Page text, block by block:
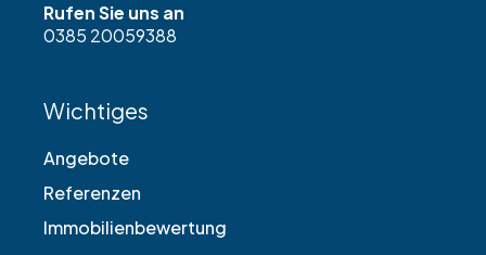
Rufen Sie uns an
0385 20059388
Wichtiges
Angebote
Referenzen
Immobilienbewertung